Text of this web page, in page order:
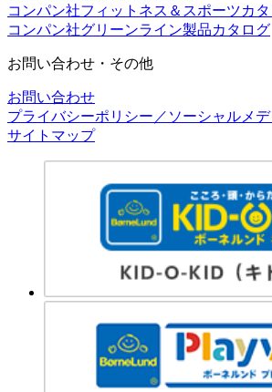
コンパン社フィットネス＆スポーツカ
コンパン社グリーンライン製品カタログ
お問い合わせ・その他
お問い合わせ
プライバシーポリシー／ソーシャルメ
サイトマップ